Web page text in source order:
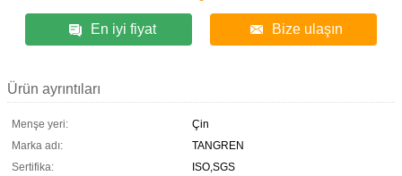
En iyi fiyat Bize ulaşın
Ürün ayrıntıları
Menşe yeri:
Çin
Marka adı:
TANGREN
Sertifika:
ISO,SGS